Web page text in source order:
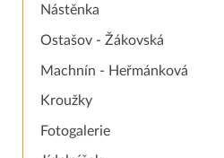
Nástěnka
Ostašov - Žákovská
Machnín - Heřmánková
Kroužky
Fotogalerie